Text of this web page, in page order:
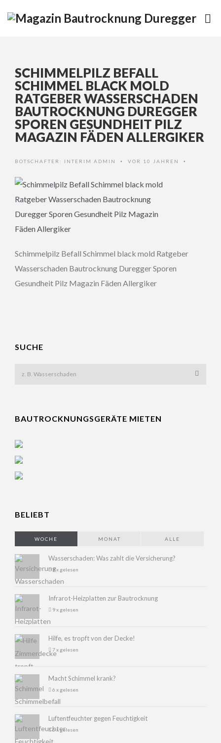
SCHIMMELPILZ BEFALL
SCHIMMEL BLACK MOLD
RATGEBER WASSERSCHADEN
BAUTROCKNUNG DUREGGER
SPOREN GESUNDHEIT PILZ
MAGAZIN FÄDEN ALLERGIKER
BOTSCHAFTER: INTERIM ADMIN • VOR 10 JAHREN •
Schimmelpilz Befall Schimmel black mold Ratgeber
Wasserschaden Bautrocknung Duregger Sporen
Gesundheit Pilz Magazin Fäden Allergiker
SUCHE
BAUTROCKNUNGSGERÄTE MIETEN
BELIEBT
WOCHE MONAT ALLE
Wasserschaden: Was zahlt die Versicherung?
9 x gelesen
Infrarot-Heizplatten zur Bautrocknung
9 x gelesen
Hilfe, es tropft von der Decke!
7 x gelesen
Macht Schimmel krank?
6 x gelesen
Luftentfeuchter gegen Feuchtigkeit
6 x gelesen